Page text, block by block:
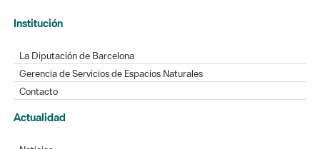
Institución
La Diputación de Barcelona
Gerencia de Servicios de Espacios Naturales
Contacto
Actualidad